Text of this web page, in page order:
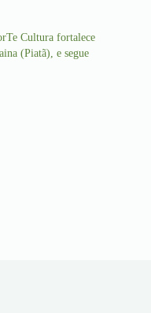
Cultura fortalece
(Piatã), e segue